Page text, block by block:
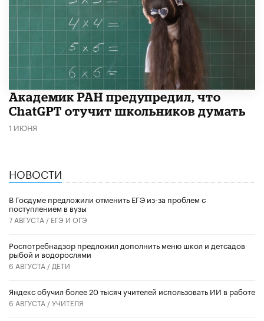
Академик РАН предупредил, что
ChatGPT отучит школьников думать
1 ИЮНЯ
НОВОСТИ
В Госдуме предложили отменить ЕГЭ из-за проблем с
поступлением в вузы
7 АВГУСТА / ЕГЭ И ОГЭ
Роспотребнадзор предложил дополнить меню школ и детсадов
рыбой и водорослями
6 АВГУСТА / ДЕТИ
​Яндекс обучил более 20 тысяч учителей использовать ИИ в работе
6 АВГУСТА /УЧИТЕЛЯ